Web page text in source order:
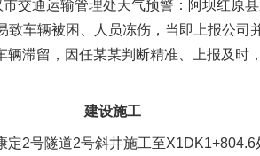
交通运输管理处天气预警：阿坝红原
致车辆被困、人员冻伤，当即上报公司
滞留，因任某某判断精准、上报及时
建设施工
号隧道2号斜井施工至X1DK1+804.6